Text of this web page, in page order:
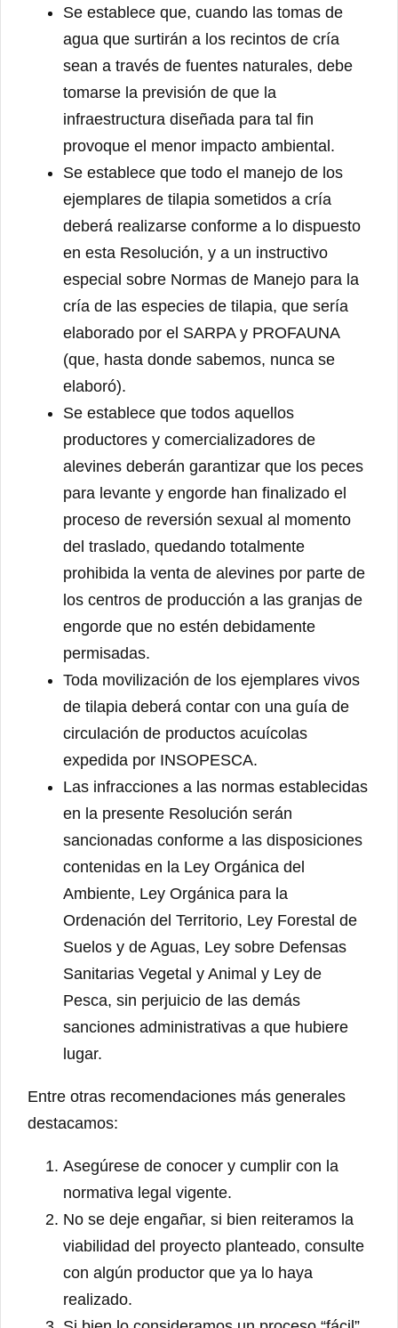
Se establece que, cuando las tomas de
agua que surtirán a los recintos de cría
sean a través de fuentes naturales, debe
tomarse la previsión de que la
infraestructura diseñada para tal fin
provoque el menor impacto ambiental.
Se establece que todo el manejo de los
ejemplares de tilapia sometidos a cría
deberá realizarse conforme a lo dispuesto
en esta Resolución, y a un instructivo
especial sobre Normas de Manejo para la
cría de las especies de tilapia, que sería
elaborado por el SARPA y PROFAUNA
(que, hasta donde sabemos, nunca se
elaboró).
Se establece que todos aquellos
productores y comercializadores de
alevines deberán garantizar que los peces
para levante y engorde han finalizado el
proceso de reversión sexual al momento
del traslado, quedando totalmente
prohibida la venta de alevines por parte de
los centros de producción a las granjas de
engorde que no estén debidamente
permisadas.
Toda movilización de los ejemplares vivos
de tilapia deberá contar con una guía de
circulación de productos acuícolas
expedida por INSOPESCA.
Las infracciones a las normas establecidas
en la presente Resolución serán
sancionadas conforme a las disposiciones
contenidas en la Ley Orgánica del
Ambiente, Ley Orgánica para la
Ordenación del Territorio, Ley Forestal de
Suelos y de Aguas, Ley sobre Defensas
Sanitarias Vegetal y Animal y Ley de
Pesca, sin perjuicio de las demás
sanciones administrativas a que hubiere
lugar.
Entre otras recomendaciones más generales
destacamos:
Asegúrese de conocer y cumplir con la
normativa legal vigente.
No se deje engañar, si bien reiteramos la
viabilidad del proyecto planteado, consulte
con algún productor que ya lo haya
realizado.